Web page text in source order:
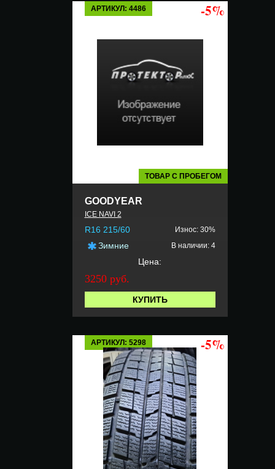
АРТИКУЛ: 4486 -5%
ТОВАР С ПРОБЕГОМ
GOODYEAR
ICE NAVI 2
R16 215/60 Износ: 30%
Зимние В наличии: 4
Цена:
3250 руб.
КУПИТЬ
АРТИКУЛ: 5298 -5%